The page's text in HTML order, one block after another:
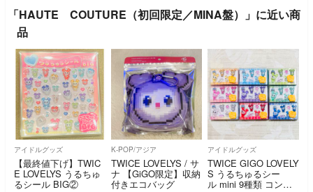
「HAUTE COUTURE（初回限定／MINA盤）」に近い商
品
アイドルグッズ
【最終値下げ】TWIC
E LOVELYS うるちゅ
るシール BIG②
K-POP/アジア
TWICE LOVELYS / サ
ナ 【GiGO限定】収納
付きエコバッグ
アイドルグッズ
TWICE GIGO LOVELY
S うるちゅるシー
ル mini 9種類 コンプ